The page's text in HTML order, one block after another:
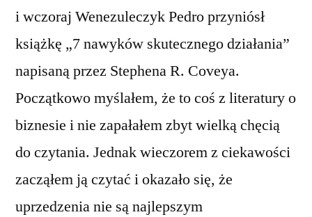
i wczoraj Wenezuleczyk Pedro przyniósł
książkę „7 nawyków skutecznego działania”
napisaną przez Stephena R. Coveya.
Początkowo myślałem, że to coś z literatury o
biznesie i nie zapałałem zbyt wielką chęcią
do czytania. Jednak wieczorem z ciekawości
zacząłem ją czytać i okazało się, że
uprzedzenia nie są najlepszym